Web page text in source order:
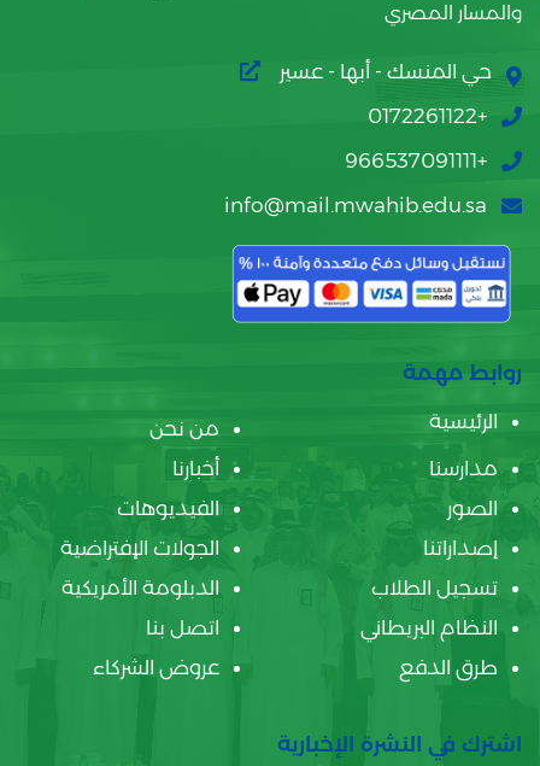
والمسار المصري
حي المنسك - أبها - عسير
+0172261122
+966537091111
info@mail.mwahib.edu.sa
روابط مهمة
الرئيسية
من نحن
مدارسنا
أخبارنا
الصور
الفيديوهات
إصداراتنا
الجولات الإفتراضية
تسجيل الطلاب
الدبلومة الأمريكية
النظام البريطاني
اتصل بنا
طرق الدفع
عروض الشركاء
اشترك في النشرة الإخبارية